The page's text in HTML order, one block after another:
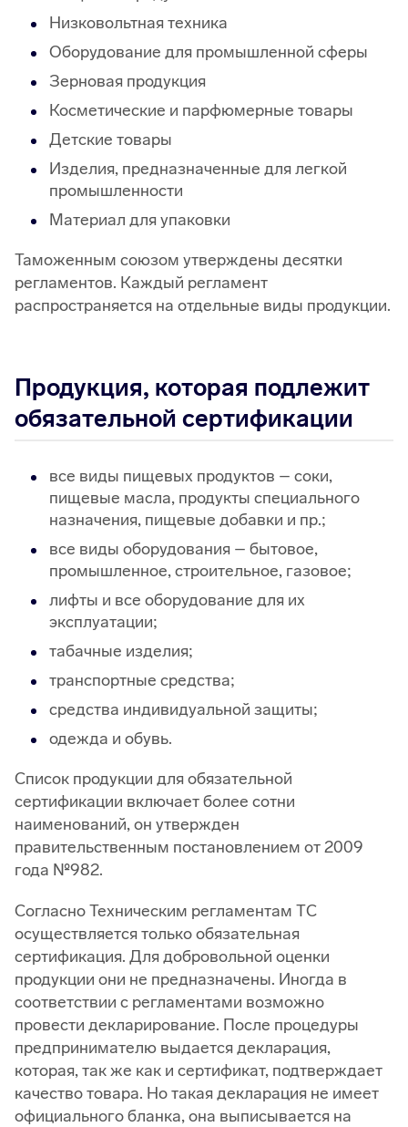
Низковольтная техника
Оборудование для промышленной сферы
Зерновая продукция
Косметические и парфюмерные товары
Детские товары
Изделия, предназначенные для легкой
промышленности
Материал для упаковки
Таможенным союзом утверждены десятки
регламентов. Каждый регламент
распространяется на отдельные виды продукции.
Продукция, которая подлежит
обязательной сертификации
все виды пищевых продуктов – соки,
пищевые масла, продукты специального
назначения, пищевые добавки и пр.;
все виды оборудования – бытовое,
промышленное, строительное, газовое;
лифты и все оборудование для их
эксплуатации;
табачные изделия;
транспортные средства;
средства индивидуальной защиты;
одежда и обувь.
Список продукции для обязательной
сертификации включает более сотни
наименований, он утвержден
правительственным постановлением от 2009
года №982.
Согласно Техническим регламентам ТС
осуществляется только обязательная
сертификация. Для добровольной оценки
продукции они не предназначены. Иногда в
соответствии с регламентами возможно
провести декларирование. После процедуры
предпринимателю выдается декларация,
которая, так же как и сертификат, подтверждает
качество товара. Но такая декларация не имеет
официального бланка, она выписывается на